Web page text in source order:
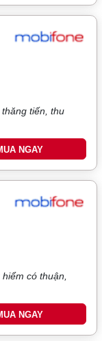
tiến, thu
NGAY
có thuận,
NGAY